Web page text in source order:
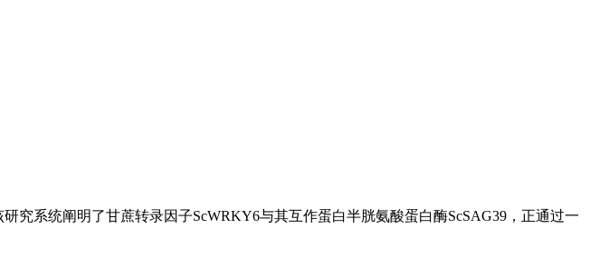
究系统阐明了甘蔗转录因子ScWRKY6与其互作蛋白半胱氨酸蛋白酶ScSAG39，正通过一